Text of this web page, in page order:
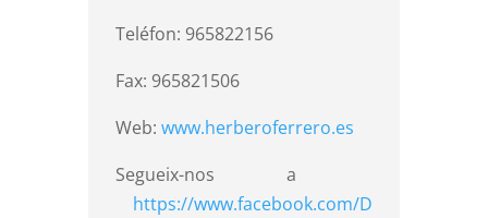
Teléfon: 965822156
Fax: 965821506
Web: www.herberoferrero.es
Segueix-nos a
https://www.facebook.com/D